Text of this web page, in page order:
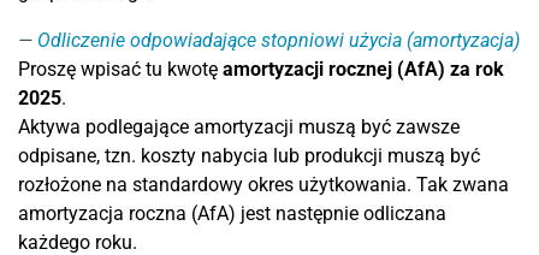
Odliczenie odpowiadające stopniowi użycia (amortyzacja)
Proszę wpisać tu kwotę amortyzacji rocznej (AfA) za rok
2025.
Aktywa podlegające amortyzacji muszą być zawsze
odpisane, tzn. koszty nabycia lub produkcji muszą być
rozłożone na standardowy okres użytkowania. Tak zwana
amortyzacja roczna (AfA) jest następnie odliczana
każdego roku.